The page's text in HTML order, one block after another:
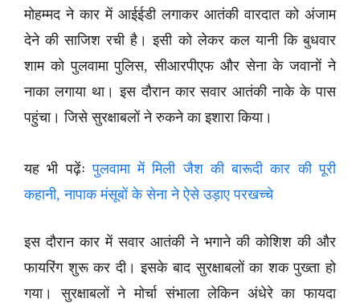
मोहम्मद ने कार में आईईडी लगाकर आतंकी वारदात को अंजाम
देने की साजिश रची है। इसी को लेकर कल यानी कि बुधवार
शाम को पुलवामा पुलिस, सीआरपीएफ और सेना के जवानों ने
नाका लगाया था। इस दौरान कार सवार आतंकी नाके के पास
पहुंचा। जिसे सुरक्षाबलों ने रुकने का इशारा किया।
यह भी पढ़ेंःपुलवामा में मिली जैश की बारूदी कार की पूरी
कहानी, नापाक मंसूबों के सेना ने ऐसे उड़ाए परखच्चे
इस दौरान कार में सवार आतंकी ने भगाने की कोशिश की और
फायरिंग शुरू कर दी। इसके बाद सुरक्षाबलों का शक पुख्ता हो
गया। सुरक्षाबलों ने मोर्चा संभाला लेकिन अंधेरे का फायदा